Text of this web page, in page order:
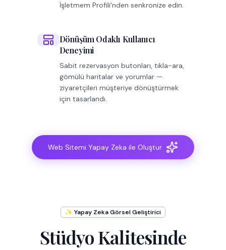
İşletmem Profili'nden senkronize edin.
Dönüşüm Odaklı Kullanıcı
Deneyimi
Sabit rezervasyon butonları, tıkla-ara,
gömülü haritalar ve yorumlar —
ziyaretçileri müşteriye dönüştürmek
için tasarlandı.
Web Sitemi Yapay Zeka ile Oluştur
✨ Yapay Zeka Görsel Geliştirici
Stüdyo Kalitesinde